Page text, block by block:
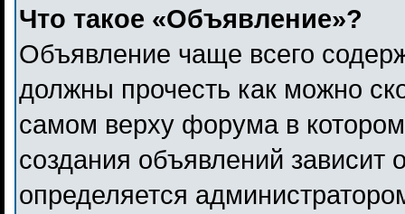
Что такое «Объявление»?
Объявление чаще всего
должны прочесть как можно
самом верху форума в
создания объявлений зависит
определяется